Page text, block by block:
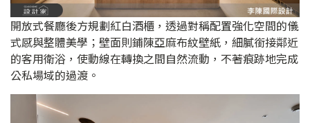
開放式餐廳後方規劃紅白酒櫃，透過對稱配置強化空間的儀
式感與整體美學；壁面則鋪陳亞麻布紋壁紙，細膩銜接鄰近
的客用衛浴，使動線在轉換之間自然流動，不著痕跡地完成
公私場域的過渡。